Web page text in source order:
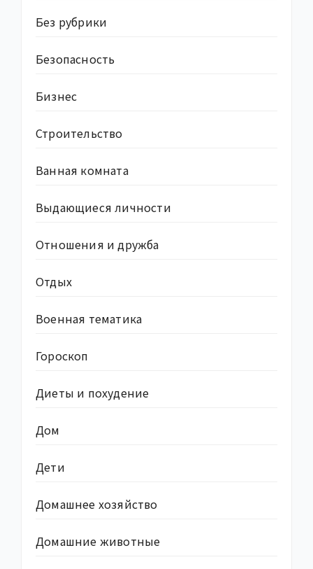
Без рубрики
Безопасность
Бизнес
Строительство
Ванная комната
Выдающиеся личности
Отношения и дружба
Отдых
Военная тематика
Гороскоп
Диеты и похудение
Дом
Дети
Домашнее хозяйство
Домашние животные